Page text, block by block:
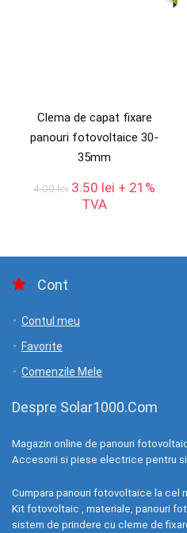
Clema de capat fixare
panouri fotovoltaice 30-
35mm
4.00lei Prețul
inițial
3.50 lei Prețul
+ 21%
TVA
Cont
Contul meu
Favorite
Comenzile Mele
Despre Solar1000.Com
Magazin online de panouri
Accesorii si piese electrice pentru
Cumpara panouri fotovoltaice la cel
Kit fotovoltaic , materiale, panouri
sistem de prindere cu cleme de